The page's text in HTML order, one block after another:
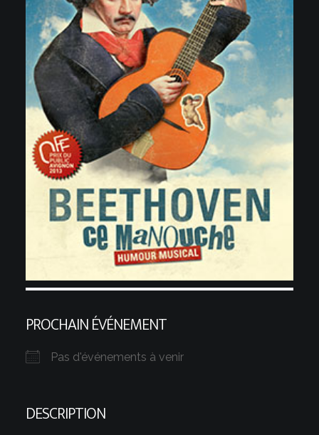
PROCHAIN ÉVÉNEMENT
Pas d'événements à venir
DESCRIPTION